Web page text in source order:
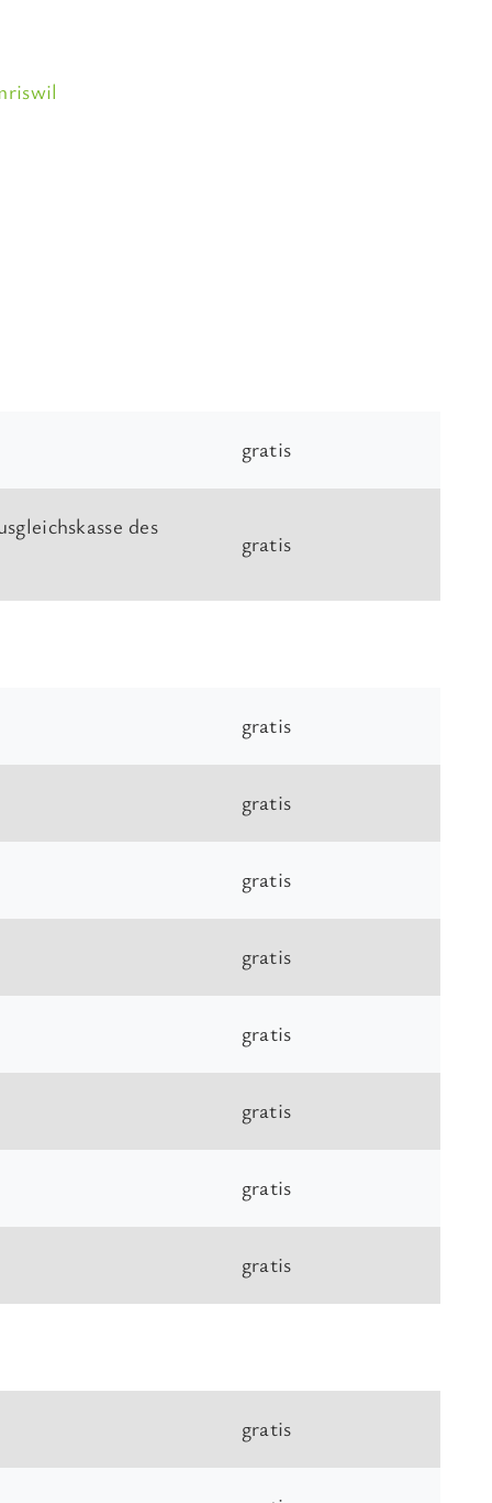
gratis
des
gratis
gratis
gratis
gratis
gratis
gratis
gratis
gratis
gratis
gratis